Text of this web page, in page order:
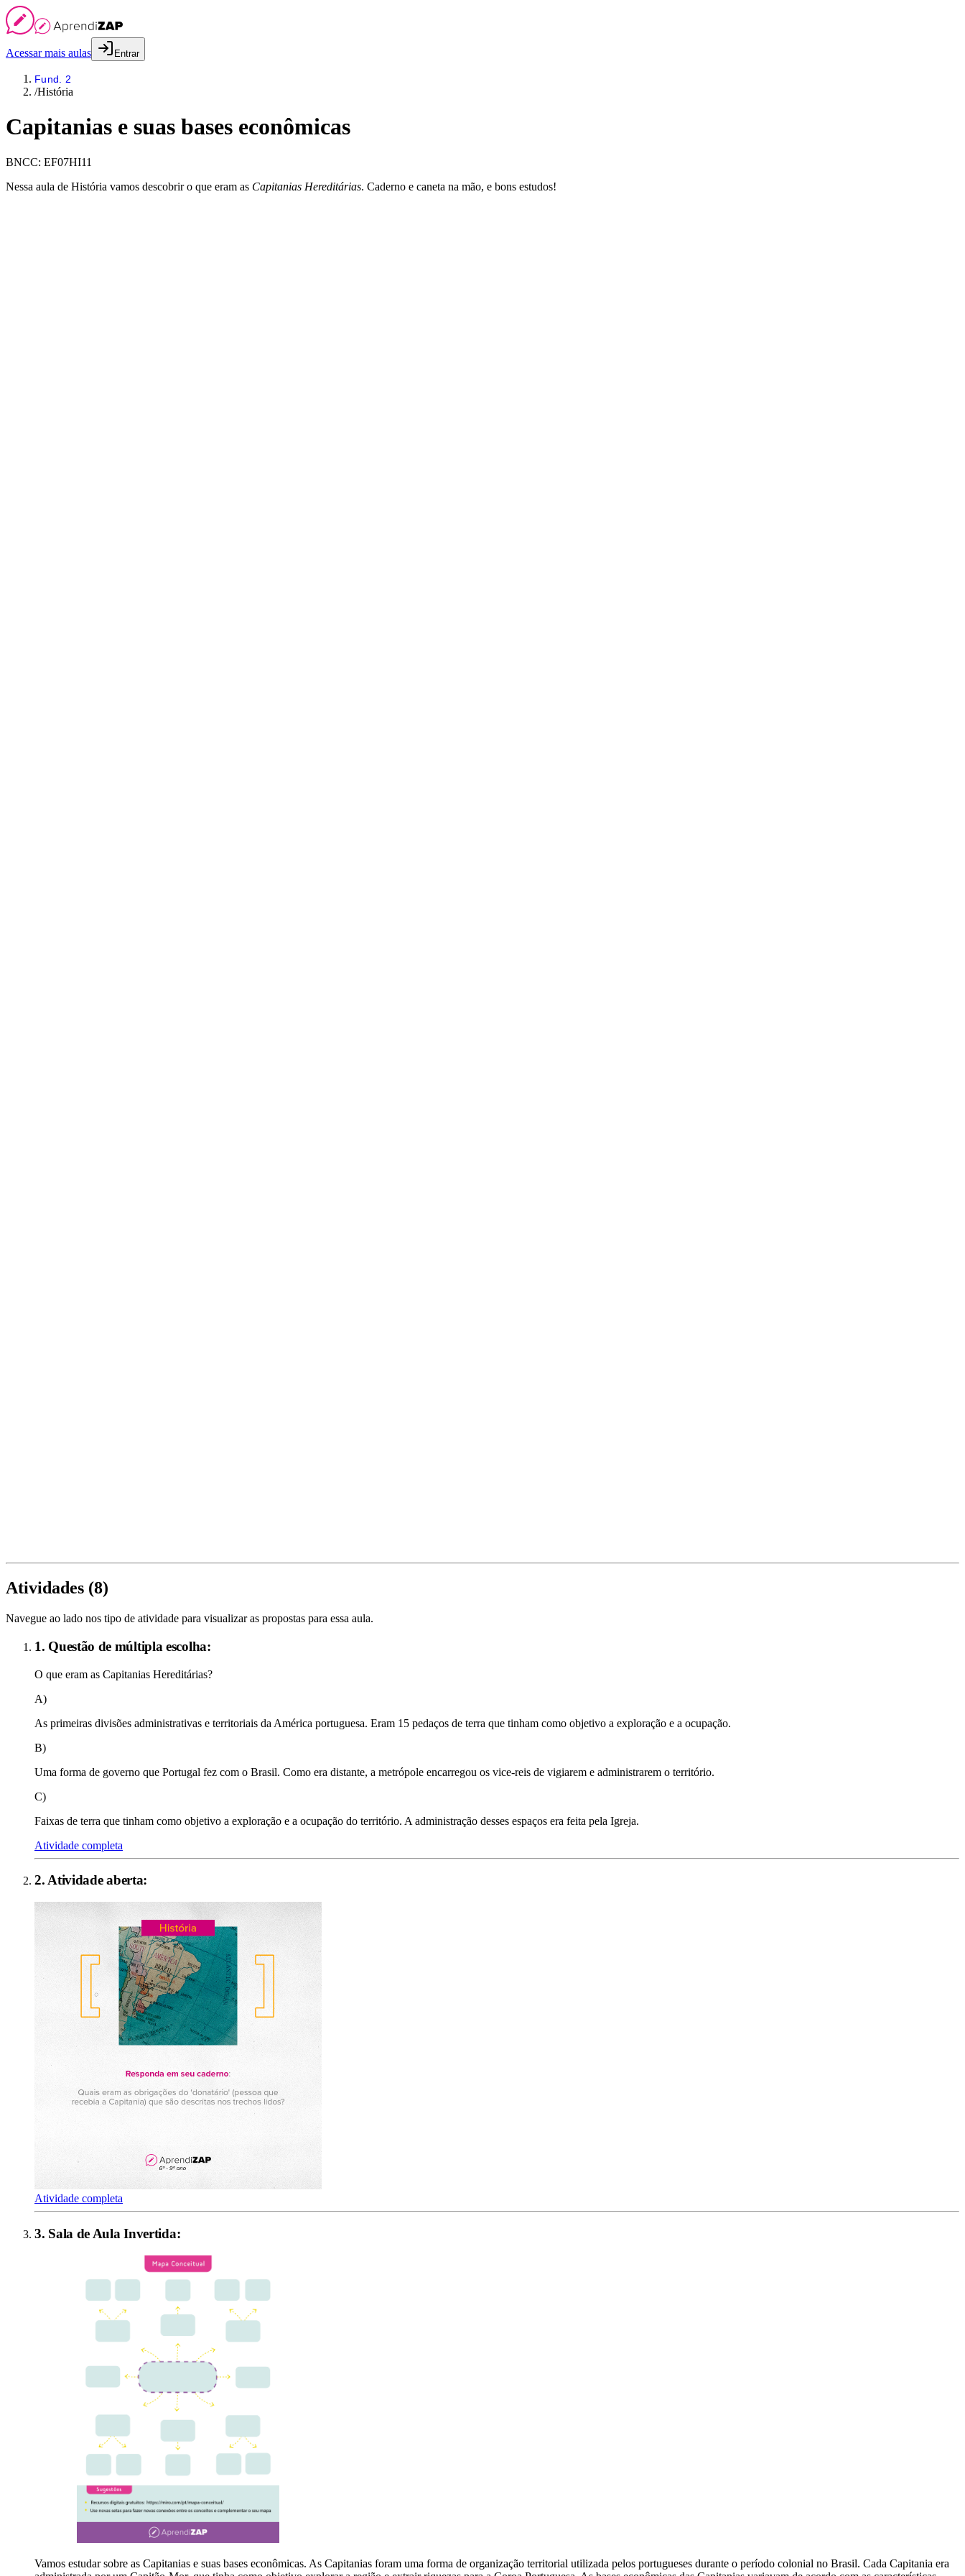
Acessar mais aulas Entrar
Fund. 2
/História
Capitanias e suas bases econômicas
BNCC: EF07HI11
Nessa aula de História vamos descobrir o que eram as Capitanias Hereditárias. Caderno e caneta na mão, e bons estudos!
Atividades (8)
Navegue ao lado nos tipo de atividade para visualizar as propostas para essa aula.
1. Questão de múltipla escolha:
O que eram as Capitanias Hereditárias?
A)
As primeiras divisões administrativas e territoriais da América portuguesa. Eram 15 pedaços de terra que tinham como objetivo a exploração e a ocupação.
B)
Uma forma de governo que Portugal fez com o Brasil. Como era distante, a metrópole encarregou os vice-reis de vigiarem e administrarem o território.
C)
Faixas de terra que tinham como objetivo a exploração e a ocupação do território. A administração desses espaços era feita pela Igreja.
Atividade completa
2. Atividade aberta:
Atividade completa
3. Sala de Aula Invertida:
Vamos estudar sobre as Capitanias e suas bases econômicas. As Capitanias foram uma forma de organização territorial utilizada pelos portugueses durante o período colonial no Brasil. Cada Capitania era